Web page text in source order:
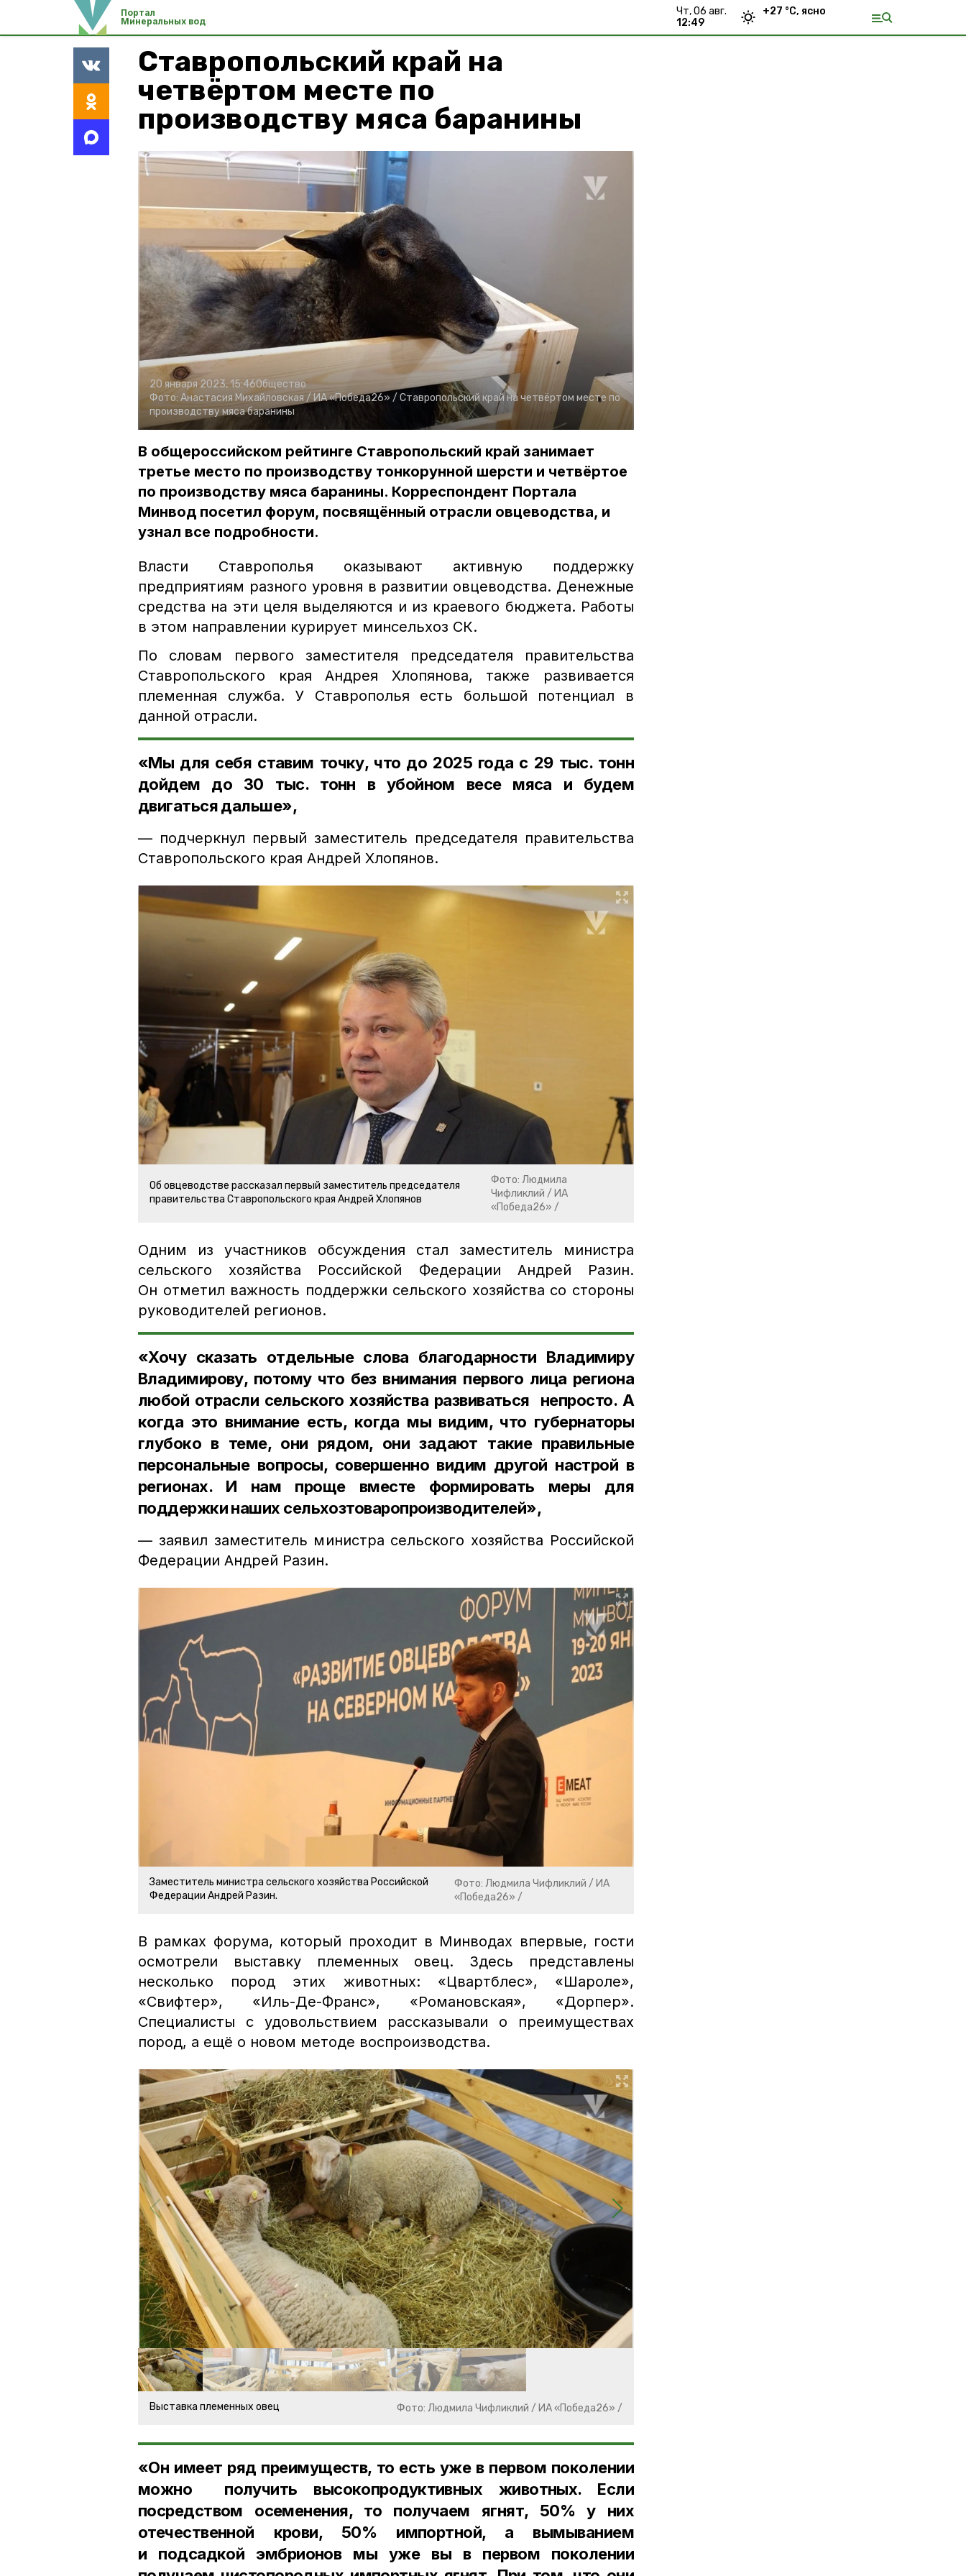
Портал
Минеральных вод
чт, 06 авг.
12:49
+27 °С, ясно
Ставропольский край на
четвёртом месте по
производству мяса баранины
20 января 2023, 15:46Общество
Фото: Анастасия Михайловская / ИА «Победа26» / Ставропольский край на четвёртом месте по
производству мяса баранины
В общероссийском рейтинге Ставропольский край занимает
третье место по производству тонкорунной шерсти и четвёртое
по производству мяса баранины. Корреспондент Портала
Минвод посетил форум, посвящённый отрасли овцеводства, и
узнал все подробности.
Власти Ставрополья оказывают активную поддержку
предприятиям разного уровня в развитии овцеводства. Денежные
средства на эти целя выделяются и из краевого бюджета. Работы
в этом направлении курирует минсельхоз СК.
По словам первого заместителя председателя правительства
Ставропольского края Андрея Хлопянова, также развивается
племенная служба. У Ставрополья есть большой потенциал в
данной отрасли.
«Мы для себя ставим точку, что до 2025 года с 29 тыс. тонн
дойдем до 30 тыс. тонн в убойном весе мяса и будем
двигаться дальше»,
— подчеркнул первый заместитель председателя правительства
Ставропольского края Андрей Хлопянов.
Об овцеводстве рассказал первый заместитель председателя
правительства Ставропольского края Андрей Хлопянов
Фото: Людмила
Чифликлий / ИА
«Победа26» /
Одним из участников обсуждения стал заместитель министра
сельского хозяйства Российской Федерации Андрей Разин.
Он отметил важность поддержки сельского хозяйства со стороны
руководителей регионов.
«Хочу сказать отдельные слова благодарности Владимиру
Владимирову, потому что без внимания первого лица региона
любой отрасли сельского хозяйства развиваться непросто. А
когда это внимание есть, когда мы видим, что губернаторы
глубоко в теме, они рядом, они задают такие правильные
персональные вопросы, совершенно видим другой настрой в
регионах. И нам проще вместе формировать меры для
поддержки наших сельхозтоваропроизводителей»,
— заявил заместитель министра сельского хозяйства Российской
Федерации Андрей Разин.
Заместитель министра сельского хозяйства Российской
Федерации Андрей Разин.
Фото: Людмила Чифликлий / ИА
«Победа26» /
В рамках форума, который проходит в Минводах впервые, гости
осмотрели выставку племенных овец. Здесь представлены
несколько пород этих животных: «Цвартблес», «Шароле»,
«Свифтер», «Иль-Де-Франс», «Романовская», «Дорпер».
Специалисты с удовольствием рассказывали о преимуществах
пород, а ещё о новом методе воспроизводства.
Выставка племенных овец Фото: Людмила Чифликлий / ИА «Победа26» /
«Он имеет ряд преимуществ, то есть уже в первом поколении
можно получить высокопродуктивных животных. Если
посредством осеменения, то получаем ягнят, 50% у них
отечественной крови, 50% импортной, а вымыванием
и подсадкой эмбрионов мы уже вы в первом поколении